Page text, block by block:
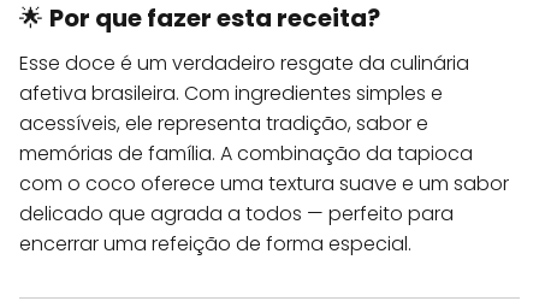
🌟 Por que fazer esta receita?
Esse doce é um verdadeiro resgate da culinária
afetiva brasileira. Com ingredientes simples e
acessíveis, ele representa tradição, sabor e
memórias de família. A combinação da tapioca
com o coco oferece uma textura suave e um sabor
delicado que agrada a todos — perfeito para
encerrar uma refeição de forma especial.